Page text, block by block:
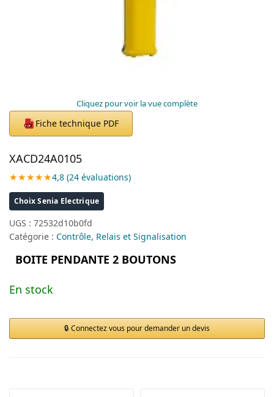
Cliquez pour voir la vue complète
PDF Fiche technique PDF
XACD24A0105
★★★★★4,8 (24 évaluations)
Choix Senia Electrique
UGS : 72532d10b0fd
Catégorie : Contrôle, Relais et Signalisation
BOITE PENDANTE 2 BOUTONS
En stock
Connectez vous pour demander un devis